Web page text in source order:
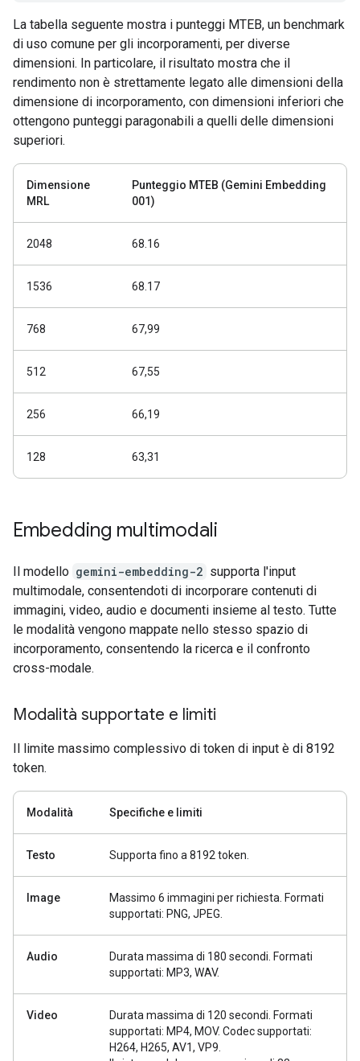
La tabella seguente mostra i punteggi MTEB, un benchmark
di uso comune per gli incorporamenti, per diverse
dimensioni. In particolare, il risultato mostra che il
rendimento non è strettamente legato alle dimensioni della
dimensione di incorporamento, con dimensioni inferiori che
ottengono punteggi paragonabili a quelli delle dimensioni
superiori.
Dimensione
MRL
Punteggio MTEB (Gemini Embedding
001)
2048 68.16
1536 68.17
768 67,99
512 67,55
256 66,19
128 63,31
Embedding multimodali
Il modello gemini-embedding-2 supporta l'input
multimodale, consentendoti di incorporare contenuti di
immagini, video, audio e documenti insieme al testo. Tutte
le modalità vengono mappate nello stesso spazio di
incorporamento, consentendo la ricerca e il confronto
cross-modale.
Modalità supportate e limiti
Il limite massimo complessivo di token di input è di 8192
token.
Modalità Specifiche e limiti
Testo Supporta fino a 8192 token.
Image
Massimo 6 immagini per richiesta. Formati
supportati: PNG, JPEG.
Audio
Durata massima di 180 secondi. Formati
supportati: MP3, WAV.
Video
Durata massima di 120 secondi. Formati
supportati: MP4, MOV. Codec supportati:
H264, H265, AV1, VP9.